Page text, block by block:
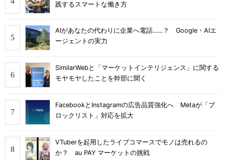
践するスマートな働き方
AIがあなたの代わりに企業へ電話……？ Google・AIエ
ージェントの実力
SimilarWebと「マーケットインテリジェンス」に関する
モヤモヤしたことを幹部に聞く
FacebookとInstagramの広告品質強化へ Metaが「ブ
ロックリスト」対応を拡大
VTuberを起用したライブコマースでモノは売れるの
か？ au PAY マーケットの挑戦